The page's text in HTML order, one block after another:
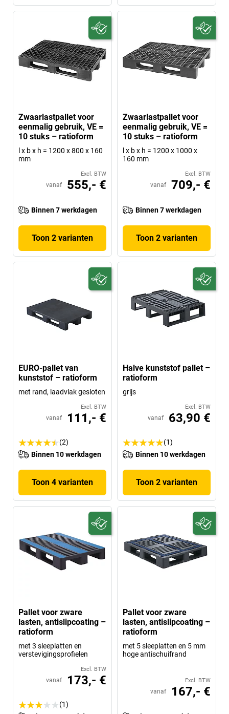
Zwaarlastpallet voor
eenmalig gebruik, VE =
10 stuks – ratioform
l x b x h = 1200 x 800 x 160
mm
Excl. BTW
vanaf 555,- €
Binnen 7 werkdagen
Toon 2 varianten
Zwaarlastpallet voor
eenmalig gebruik, VE =
10 stuks – ratioform
l x b x h = 1200 x 1000 x
160 mm
Excl. BTW
vanaf 709,- €
Binnen 7 werkdagen
Toon 2 varianten
EURO-pallet van
kunststof – ratioform
met rand, laadvlak gesloten
Excl. BTW
vanaf 111,- €
(2)
Binnen 10 werkdagen
Toon 4 varianten
Halve kunststof pallet –
ratioform
grijs
Excl. BTW
vanaf 63,90 €
(1)
Binnen 10 werkdagen
Toon 2 varianten
Pallet voor zware
lasten, antislipcoating –
ratioform
met 3 sleeplatten en
verstevigingsprofielen
Excl. BTW
vanaf 173,- €
(1)
Pallet voor zware
lasten, antislipcoating –
ratioform
met 5 sleeplatten en 5 mm
hoge antischuifrand
Excl. BTW
vanaf 167,- €